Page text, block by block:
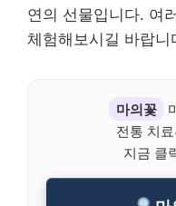
연의 선물입니다. 여
체험해보시길 바랍니
마의꽃
전통 치
지금 클